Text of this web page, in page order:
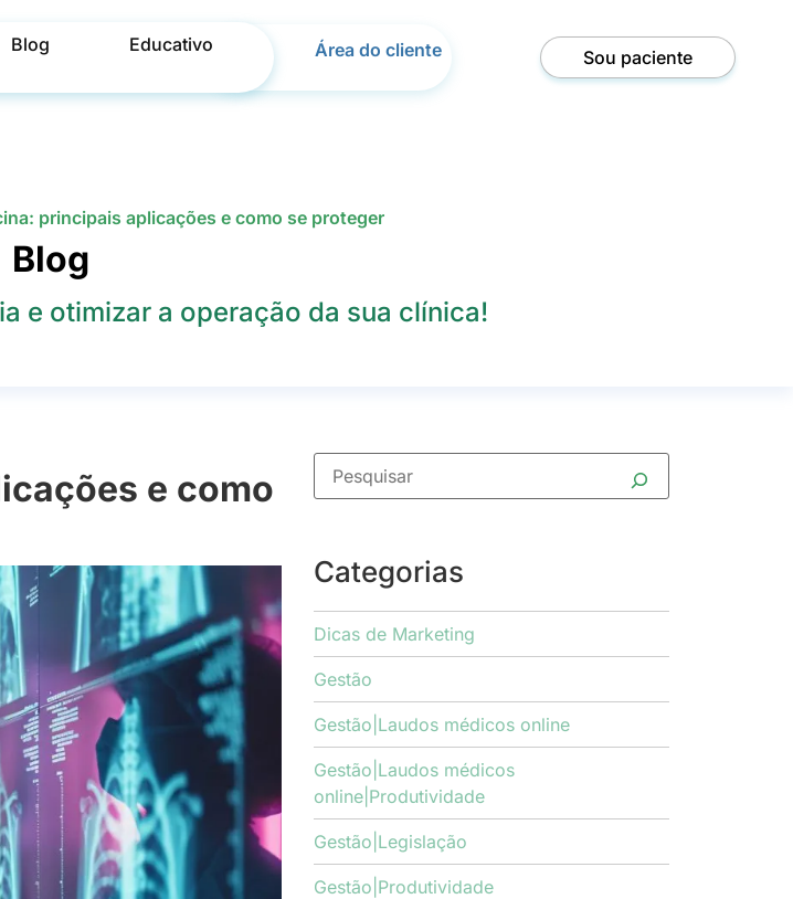
Blog Educativo Área do cliente Sou paciente
principais aplicações e como se proteger
Blog
e otimizar a operação da sua clínica!
e como
Categorias
Dicas de Marketing
Gestão
Gestão|Laudos médicos online
Gestão|Laudos médicos
online|Produtividade
Gestão|Legislação
Gestão|Produtividade